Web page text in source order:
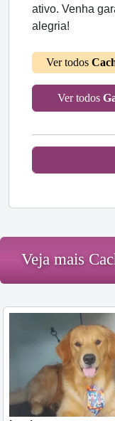
ativo. Venha
alegria!
Ver todos
Ver todos
Veja mais